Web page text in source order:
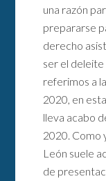
una razón
prepararse
derecho
ser el deleite
referimos a
2020, en
lleva acabo
2020. Como
León suele
de